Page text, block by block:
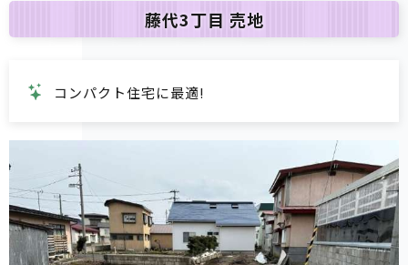
藤代3丁目 売地
コンパクト住宅に最適!